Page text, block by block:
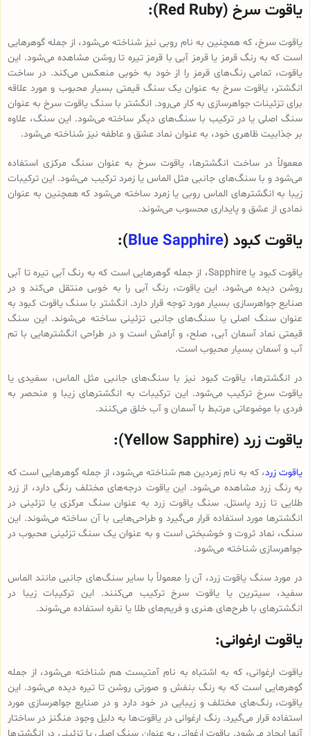
یاقوت سرخ (Red Ruby):
یاقوت سرخ، که همچنین به نام روبی نیز شناخته می‌شود، از جمله گوهرهایی
است که به رنگ قرمز یا قرمز آبی با قرمز تیره تا روشن مشاهده می‌شود. این
یاقوت، تمامی رنگ‌های قرمز را از خود به خوبی منعکس می‌کند. در ساخت
انگشتر، یاقوت سرخ به عنوان یک سنگ قیمتی بسیار محبوب و مورد علاقه
برای تزئینات جواهرسازی به کار می‌رود. انگشتر با سنگ یاقوت سرخ به عنوان
سنگ اصلی یا در ترکیب با سنگ‌های دیگر ساخته می‌شود. این سنگ، علاوه
بر جذابیت ظاهری خود، به عنوان نماد عشق و عاطفه نیز شناخته می‌شود.
معمولاً در ساخت انگشترها، یاقوت سرخ به عنوان سنگ مرکزی استفاده
می‌شود و با سنگ‌های جانبی مثل الماس یا زمرد ترکیب می‌شود. این ترکیبات
زیبا به انگشترهای الماس روبی یا زمرد ساخته می‌شود که همچنین به عنوان
نمادی از عشق و پایداری محسوب می‌شوند.
یاقوت کبود (Blue Sapphire
):
یاقوت کبود یا Sapphire، از جمله گوهرهایی است که به رنگ آبی تیره تا آبی
روشن دیده می‌شود. این یاقوت، رنگ آبی را به خوبی منتقل می‌کند و در
صنایع جواهرسازی بسیار مورد توجه قرار دارد. انگشتر با سنگ یاقوت کبود به
عنوان سنگ اصلی یا سنگ‌های جانبی تزئینی ساخته می‌شوند. این سنگ
قیمتی نماد آسمان آبی، صلح، و آرامش است و در طراحی انگشترهایی با تم
آب و آسمان بسیار محبوب است.
در انگشترها، یاقوت کبود نیز با سنگ‌های جانبی مثل الماس، سفیدی یا
یاقوت سرخ ترکیب می‌شود. این ترکیبات به انگشترهای زیبا و منحصر به
فردی با موضوعاتی مرتبط با آسمان و آب خلق می‌کنند.
یاقوت زرد (Yellow Sapphire):
یاقوت زرد، که به نام زمردین هم شناخته می‌شود، از جمله گوهرهایی است که
به رنگ زرد مشاهده می‌شود. این یاقوت درجه‌های مختلف رنگی دارد، از زرد
طلایی تا زرد پاستل. سنگ یاقوت زرد به عنوان سنگ مرکزی یا تزئینی در
انگشترها مورد استفاده قرار می‌گیرد و طراحی‌هایی با آن ساخته می‌شوند. این
سنگ، نماد ثروت و خوشبختی است و به عنوان یک سنگ تزئینی محبوب در
جواهرسازی شناخته می‌شود.
در مورد سنگ یاقوت زرد، آن را معمولاً با سایر سنگ‌های جانبی مانند الماس
سفید، سیترین یا یاقوت سرخ ترکیب می‌کنند. این ترکیبات زیبا در
انگشترهای با طرح‌های هنری و فریم‌های طلا یا نقره استفاده می‌شوند.
یاقوت ارغوانی:
یاقوت ارغوانی، که به اشتباه به نام آمتیست هم شناخته می‌شود، از جمله
گوهرهایی است که به رنگ بنفش و صورتی روشن تا تیره دیده می‌شود. این
یاقوت، رنگ‌های مختلف و زیبایی در خود دارد و در صنایع جواهرسازی مورد
استفاده قرار می‌گیرد. رنگ ارغوانی در یاقوت‌ها به دلیل وجود منگنز در ساختار